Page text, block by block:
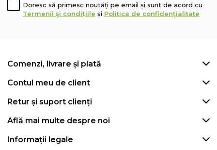
Doresc să primesc noutăți pe email și sunt de acord cu
Termenii și condițiile și Politica de confidențialitate
Comenzi, livrare și plată
Contul meu de client
Retur și suport clienți
Află mai multe despre noi
Informații legale